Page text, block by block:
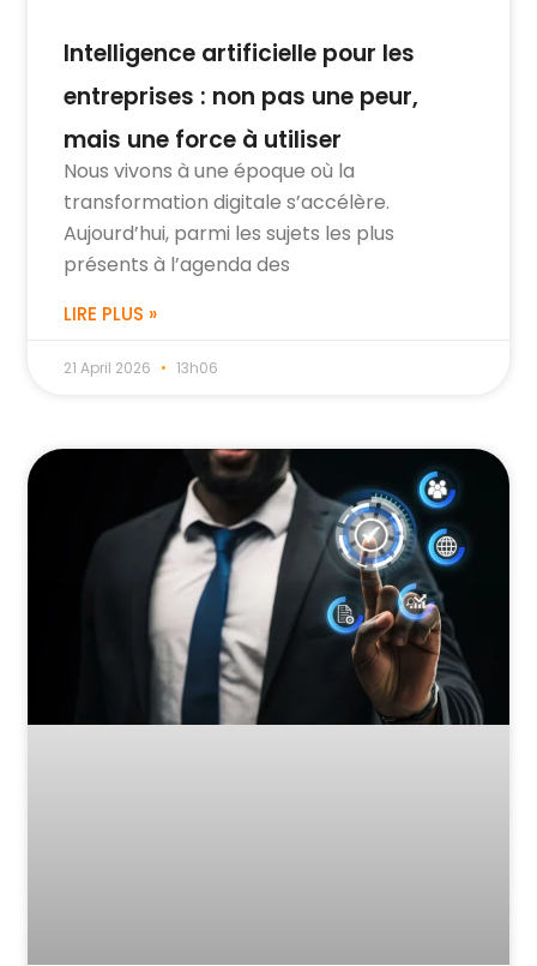
Intelligence artificielle pour les
entreprises : non pas une peur,
mais une force à utiliser
Nous vivons à une époque où la
transformation digitale s’accélère.
Aujourd’hui, parmi les sujets les plus
présents à l’agenda des
LIRE PLUS »
21 April 2026 13h06